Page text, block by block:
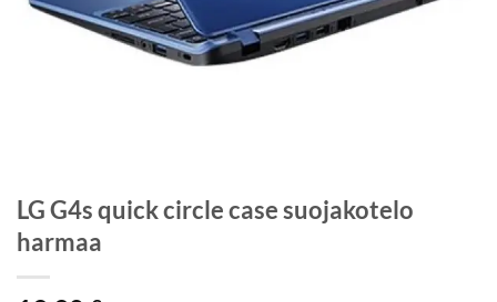
LG G4s quick circle case suojakotelo
harmaa